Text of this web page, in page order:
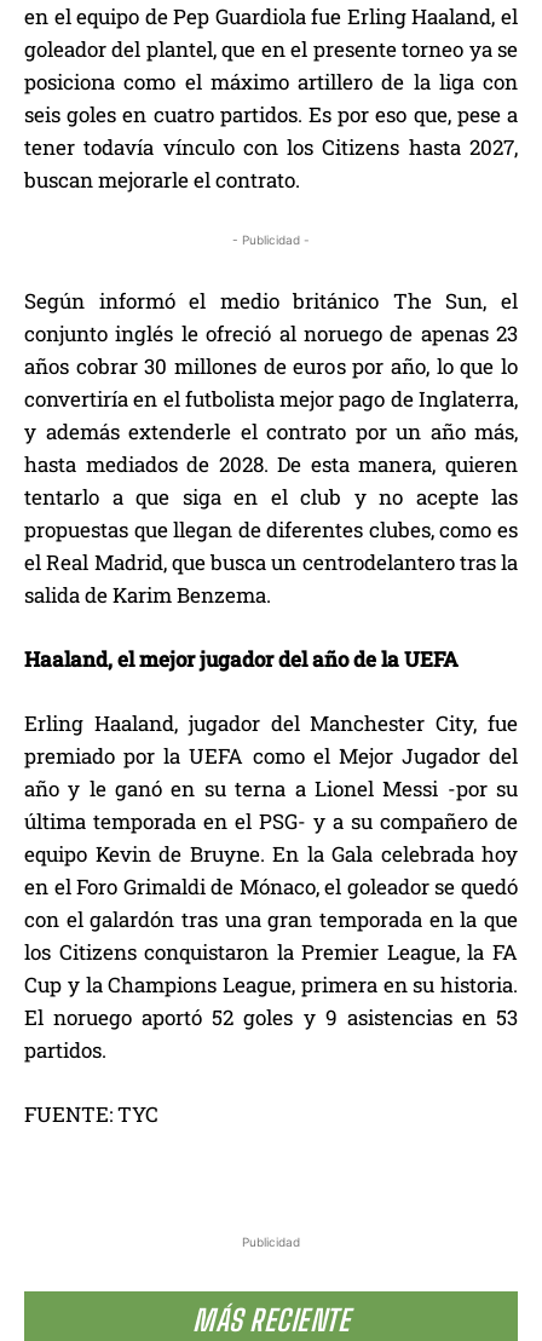
Publicidad
MÁS RECIENTE
en el equipo de Pep Guardiola fue Erling Haaland, el
goleador del plantel, que en el presente torneo ya se
posiciona como el máximo artillero de la liga con
seis goles en cuatro partidos. Es por eso que, pese a
tener todavía vínculo con los Citizens hasta 2027,
buscan mejorarle el contrato.
- Publicidad -
Según informó el medio británico The Sun, el
conjunto inglés le ofreció al noruego de apenas 23
años cobrar 30 millones de euros por año, lo que lo
convertiría en el futbolista mejor pago de Inglaterra,
y además extenderle el contrato por un año más,
hasta mediados de 2028. De esta manera, quieren
tentarlo a que siga en el club y no acepte las
propuestas que llegan de diferentes clubes, como es
el Real Madrid, que busca un centrodelantero tras la
salida de Karim Benzema.
Haaland, el mejor jugador del año de la UEFA
Erling Haaland, jugador del Manchester City, fue
premiado por la UEFA como el Mejor Jugador del
año y le ganó en su terna a Lionel Messi -por su
última temporada en el PSG- y a su compañero de
equipo Kevin de Bruyne. En la Gala celebrada hoy
en el Foro Grimaldi de Mónaco, el goleador se quedó
con el galardón tras una gran temporada en la que
los Citizens conquistaron la Premier League, la FA
Cup y la Champions League, primera en su historia.
El noruego aportó 52 goles y 9 asistencias en 53
partidos.
FUENTE: TYC